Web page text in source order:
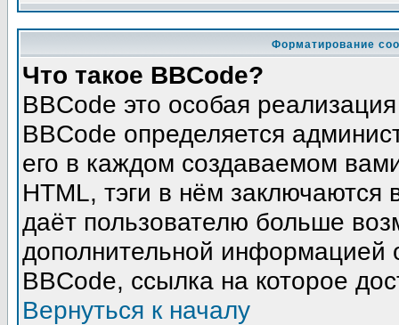
Форматирование
Что такое BBCode?
BBCode это особая
BBCode определяется
его в каждом создаваемом
HTML, тэги в нём заключаются
даёт пользователю больше
дополнительной информацией
BBCode, ссылка на которое
Вернуться к началу